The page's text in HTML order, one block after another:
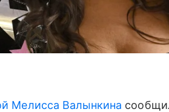
Мелисса Валынкина